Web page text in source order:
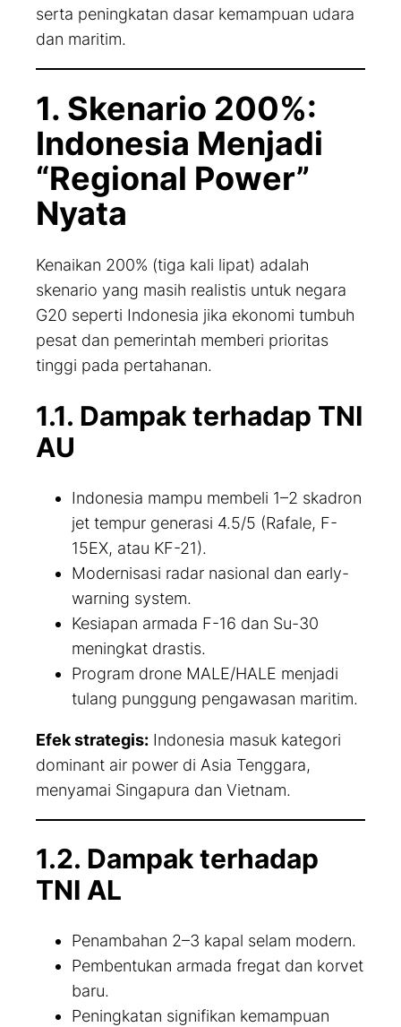
serta peningkatan dasar kemampuan udara
dan maritim.
1. Skenario 200%:
Indonesia Menjadi
“Regional Power”
Nyata
Kenaikan 200% (tiga kali lipat) adalah
skenario yang masih realistis untuk negara
G20 seperti Indonesia jika ekonomi tumbuh
pesat dan pemerintah memberi prioritas
tinggi pada pertahanan.
1.1. Dampak terhadap TNI
AU
Indonesia mampu membeli 1–2 skadron
jet tempur generasi 4.5/5 (Rafale, F-
15EX, atau KF-21).
Modernisasi radar nasional dan early-
warning system.
Kesiapan armada F-16 dan Su-30
meningkat drastis.
Program drone MALE/HALE menjadi
tulang punggung pengawasan maritim.
Efek strategis: Indonesia masuk kategori
dominant air power di Asia Tenggara,
menyamai Singapura dan Vietnam.
1.2. Dampak terhadap
TNI AL
Penambahan 2–3 kapal selam modern.
Pembentukan armada fregat dan korvet
baru.
Peningkatan signifikan kemampuan